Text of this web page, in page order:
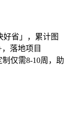
省」，累计图
落地项目
仅需8-10周，助